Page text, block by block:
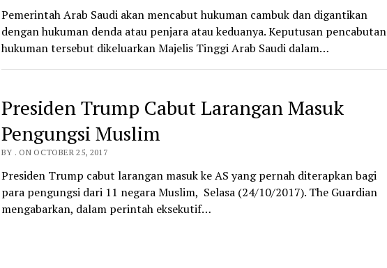
Pemerintah Arab Saudi akan mencabut hukuman cambuk dan digantikan
dengan hukuman denda atau penjara atau keduanya. Keputusan pencabutan
hukuman tersebut dikeluarkan Majelis Tinggi Arab Saudi dalam…
Presiden Trump Cabut Larangan Masuk
Pengungsi Muslim
BY . ON OCTOBER 25, 2017
Presiden Trump cabut larangan masuk ke AS yang pernah diterapkan bagi
para pengungsi dari 11 negara Muslim, Selasa (24/10/2017). The Guardian
mengabarkan, dalam perintah eksekutif…